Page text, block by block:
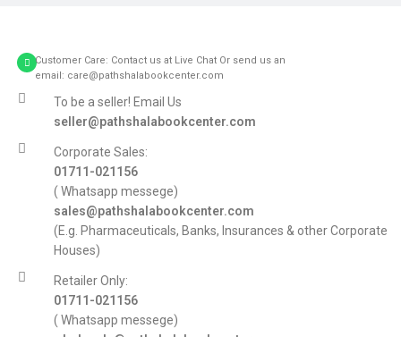
Customer Care: Contact us at Live Chat Or send us an
email: care@pathshalabookcenter.com
To be a seller! Email Us
seller@pathshalabookcenter.com
Corporate Sales:
01711-021156
( Whatsapp messege)
sales@pathshalabookcenter.com
(E.g. Pharmaceuticals, Banks, Insurances & other Corporate
Houses)
Retailer Only:
01711-021156
( Whatsapp messege)